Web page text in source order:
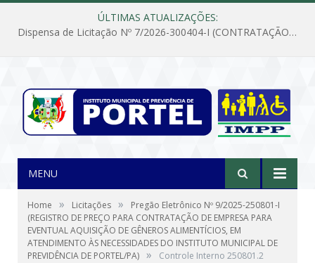
ÚLTIMAS ATUALIZAÇÕES:
Dispensa de Licitação Nº 7/2026-300404-I (CONTRATAÇÃO DE EMPRESA PARA MANUTENÇÃO E REPARAÇÃO DE APARELHOS DE AR CONDICIONADO, EM ATENDIMENTO ÀS NECESSIDADES DO INSTITUTO DE PREVIDÊNCIA MUNICIPAL DE PORTEL/PA)
MENU
Home » Licitações »
Pregão Eletrônico Nº 9/2025-250801-I
(REGISTRO DE PREÇO PARA CONTRATAÇÃO DE EMPRESA PARA
EVENTUAL AQUISIÇÃO DE GÊNEROS ALIMENTÍCIOS, EM
ATENDIMENTO ÀS NECESSIDADES DO INSTITUTO MUNICIPAL DE
PREVIDÊNCIA DE PORTEL/PA) » Controle Interno 250801.2